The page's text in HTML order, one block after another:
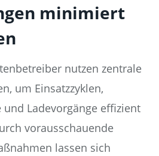
minimiert
nutzen zentrale
um Einsatzzyklen,
Ladevorgänge effizient
vorausschauende
lassen sich